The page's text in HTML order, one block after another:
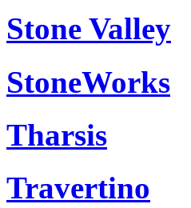
Stone Valley
StoneWorks
Tharsis
Travertino